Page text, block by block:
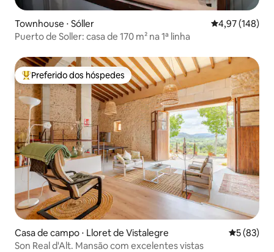
Townhouse ⋅ Sóller 4,97 de uma
4,97 (148)
Puerto de Soller: casa de 170 m² na 1ª linha
Entre os melhores preferidos dos hóspedes
Preferido dos hóspedes
Casa de campo ⋅ Lloret de Vistalegre 5 de uma
5 (83)
Son Real d'Alt. Mansão com excelentes vistas